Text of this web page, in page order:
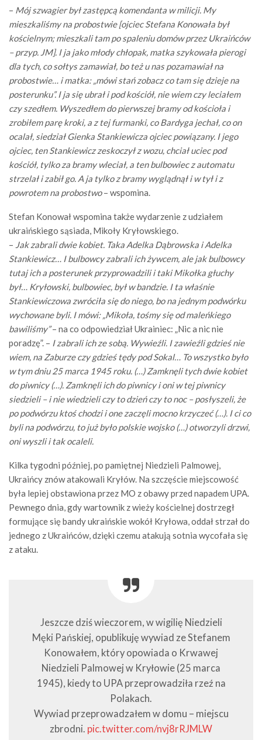
– Mój szwagier był zastępcą komendanta w milicji. My
mieszkaliśmy na probostwie [ojciec Stefana Konowała był
kościelnym; mieszkali tam po spaleniu domów przez Ukraińców
– przyp. JM]. I ja jako młody chłopak, matka szykowała pierogi
dla tych, co sołtys zamawiał, bo też u nas pozamawiał na
probostwie… i matka: „mówi stań zobacz co tam się dzieje na
posterunku”. I ja się ubrał i pod kościół, nie wiem czy leciałem
czy szedłem. Wyszedłem do pierwszej bramy od kościoła i
zrobiłem parę kroki, a z tej furmanki, co Bardyga jechał, co on
ocalał, siedział Gienka Stankiewicza ojciec powiązany. I jego
ojciec, ten Stankiewicz zeskoczył z wozu, chciał uciec pod
kościół, tylko za bramy wleciał, a ten bulbowiec z automatu
strzelał i zabił go. A ja tylko z bramy wyglądnął i w tył i z
powrotem na probostwo– wspomina.
Stefan Konował wspomina także wydarzenie z udziałem
ukraińskiego sąsiada, Mikoły Kryłowskiego.
– Jak zabrali dwie kobiet. Taka Adelka Dąbrowska i Adelka
Stankiewicz… I bulbowcy zabrali ich żywcem, ale jak bulbowcy
tutaj ich a posterunek przyprowadzili i taki Mikołka głuchy
był… Kryłowski, bulbowiec, był w bandzie. I ta właśnie
Stankiewiczowa zwróciła się do niego, bo na jednym podwórku
wychowane byli. I mówi: „Mikoła, tośmy się od maleńkiego
bawiliśmy”– na co odpowiedział Ukrainiec: „Nic a nic nie
poradzę”. – I zabrali ich ze sobą. Wywieźli. I zawieźli gdzieś nie
wiem, na Zaburze czy gdzieś tędy pod Sokal… To wszystko było
w tym dniu 25 marca 1945 roku. (…) Zamknęli tych dwie kobiet
do piwnicy (…). Zamknęli ich do piwnicy i oni w tej piwnicy
siedzieli – i nie wiedzieli czy to dzień czy to noc – posłyszeli, że
po podwórzu ktoś chodzi i one zaczęli mocno krzyczeć (…). I ci co
byli na podwórzu, to już było polskie wojsko (…) otworzyli drzwi,
oni wyszli i tak ocaleli.
Kilka tygodni później, po pamiętnej Niedzieli Palmowej,
Ukraińcy znów atakowali Kryłów. Na szczęście miejscowość
była lepiej obstawiona przez MO z obawy przed napadem UPA.
Pewnego dnia, gdy wartownik z wieży kościelnej dostrzegł
formujące się bandy ukraińskie wokół Kryłowa, oddał strzał do
jednego z Ukraińców, dzięki czemu atakują sotnia wycofała się
z ataku.
Jeszcze dziś wieczorem, w wigilię Niedzieli
Męki Pańskiej, opublikuję wywiad ze Stefanem
Konowałem, który opowiada o Krwawej
Niedzieli Palmowej w Kryłowie (25 marca
1945), kiedy to UPA przeprowadziła rzeź na
Polakach.
Wywiad przeprowadzałem w domu – miejscu
zbrodni. pic.twitter.com/nvj8rRJMLW